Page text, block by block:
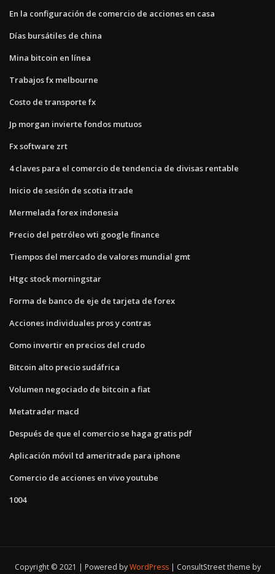
En la configuración de comercio de acciones en casa
Días bursátiles de china
Mina bitcoin en línea
Trabajos fx melbourne
Costo de transporte fx
Jp morgan invierte fondos mutuos
Fx software zrt
4 claves para el comercio de tendencia de divisas rentable
Inicio de sesión de scotia itrade
Mermelada forex indonesia
Precio del petróleo wti google finance
Tiempos del mercado de valores mundial gmt
Htgc stock morningstar
Forma de banco de eje de tarjeta de forex
Acciones individuales pros y contras
Como invertir en precios del crudo
Bitcoin alto precio sudáfrica
Volumen negociado de bitcoin a fiat
Metatrader macd
Después de que el comercio se haga gratis pdf
Aplicación móvil td ameritrade para iphone
Comercio de acciones en vivo youtube
1004
Copyright © 2021 | Powered byWordPress ConsultStreet theme by